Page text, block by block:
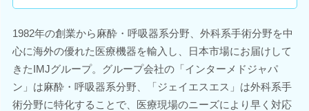
1982年の創業から麻酔・呼吸器系分野、外科系手術分野を中
心に海外の優れた医療機器を輸入し、日本市場にお届けして
きたIMJグループ。グループ会社の「インターメドジャパ
ン」は麻酔・呼吸器系分野、「ジェイエスエス」は外科系手
術分野に特化することで、医療現場のニーズにより早く対応